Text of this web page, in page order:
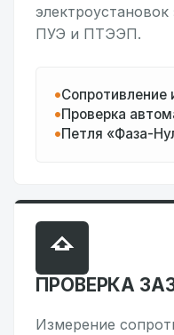
ПУЭ и ПТЭЭП.
Сопротивление
Проверка
Петля «Фаза-
ПРОВЕРКА
Измерение